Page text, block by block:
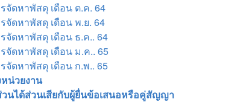
จัดหาพัสดุ เดือน ต.ค. 64
จัดหาพัสดุ เดือน พ.ย. 64
จัดหาพัสดุ เดือน ธ.ค.. 64
จัดหาพัสดุ เดือน ม.ค.. 65
จัดหาพัสดุ เดือน ก.พ.. 65
น่วยงาน
นได้ส่วนเสียกับผู้ยื่นข้อเสนอหรือคู่สัญญา